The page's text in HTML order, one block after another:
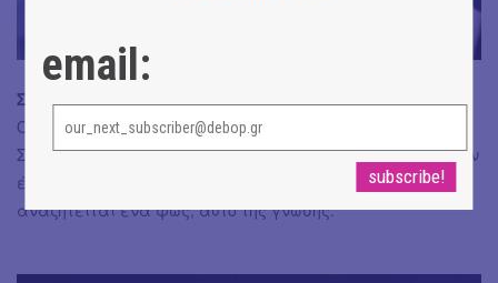
Σύνολο:
Οιδίποδα, με (ανα)σύνθεση των δύο τραγωδιών του
Σοφοκλή. Γρήγοροι ρυθμοί, στιβαρές ερμηνείες συνθέτουν
ένα ταξίδι αυτογνωσίας, όπου ανάμεσα στις απώλειες
αναζητείται ένα φως, αυτό της γνώσης.
email: